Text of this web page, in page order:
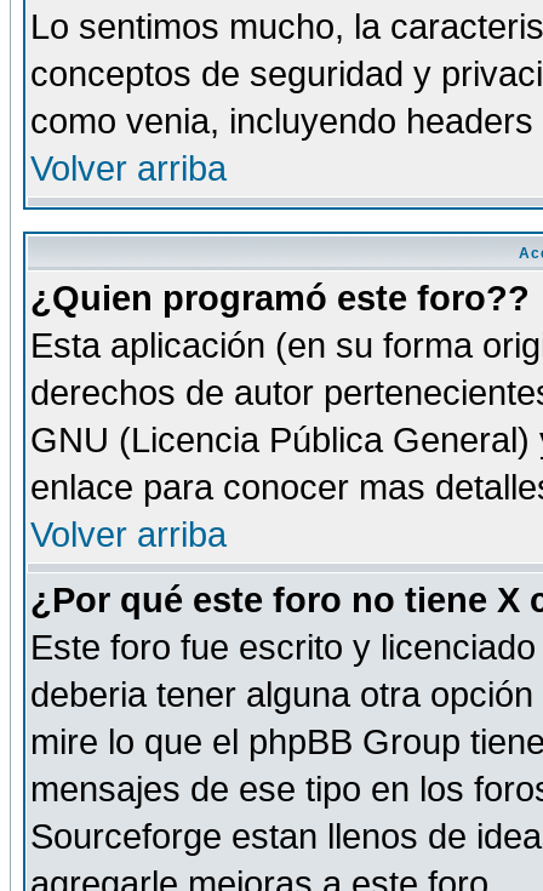
Lo sentimos mucho, la
conceptos de seguridad y
como venia, incluyendo
Volver arriba
¿Quien programó este foro??
Esta aplicación (en su forma
derechos de autor
GNU (Licencia Pública
enlace para conocer mas
Volver arriba
¿Por qué este foro no tiene X
Este foro fue escrito y
deberia tener alguna otra
mire lo que el phpBB Group
mensajes de ese tipo en los
Sourceforge estan llenos de